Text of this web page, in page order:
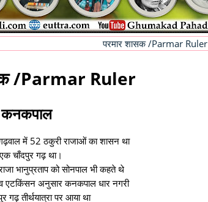
परमार शासक /Parmar Ruler
/Parmar Ruler
कनकपाल
गढ़वाल में 52 ठकुरी राजाओं का शासन था
चाँदपुर गढ़ था।
भानुप्रताप को सोनपाल भी कहते थे
एटकिंसन अनुसार कनकपाल धार नगरी
गढ़ तीर्थयात्रा पर आया था